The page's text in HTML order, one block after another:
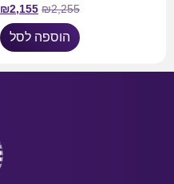
₪2,255
₪2,155
הוספה לסל